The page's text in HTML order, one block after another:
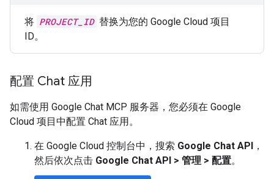
将 PROJECT_ID 替换为您的 Google Cloud 项目
ID。
配置 Chat 应用
如需使用 Google Chat MCP 服务器，您必须在 Google
Cloud 项目中配置 Chat 应用。
在 Google Cloud 控制台中，搜索 Google Chat API ，
然后依次点击 Google Chat API > 管理 > 配置。